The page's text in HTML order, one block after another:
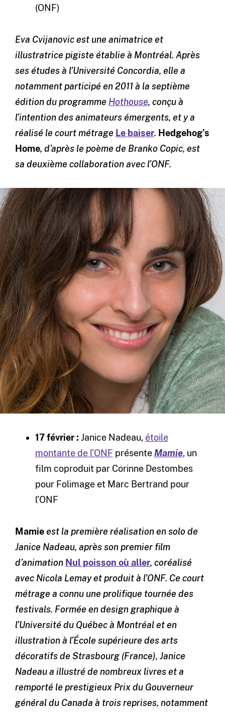
(ONF)
Eva Cvijanovic est une animatrice et
illustratrice pigiste établie à Montréal. Après
ses études à l’Université Concordia, elle a
notamment participé en 2011 à la septième
édition du programme Hothouse, conçu à
l’intention des animateurs émergents, et y a
réalisé le court métrage Le baiser. Hedgehog’s
Home, d’après le poème de Branko Copic, est
sa deuxième collaboration avec l’ONF.
17 février : Janice Nadeau, étoile
montante de l’ONF présente Mamie, un
film coproduit par Corinne Destombes
pour Folimage et Marc Bertrand pour
l’ONF
Mamieest la première réalisation en solo de
Janice Nadeau, après son premier film
d’animation Nul poisson où aller, coréalisé
avec Nicola Lemay et produit à l’ONF. Ce court
métrage a connu une prolifique tournée des
festivals. Formée en design graphique à
l’Université du Québec à Montréal et en
illustration à l’École supérieure des arts
décoratifs de Strasbourg (France), Janice
Nadeau a illustré de nombreux livres et a
remporté le prestigieux Prix du Gouverneur
général du Canada à trois reprises, notamment